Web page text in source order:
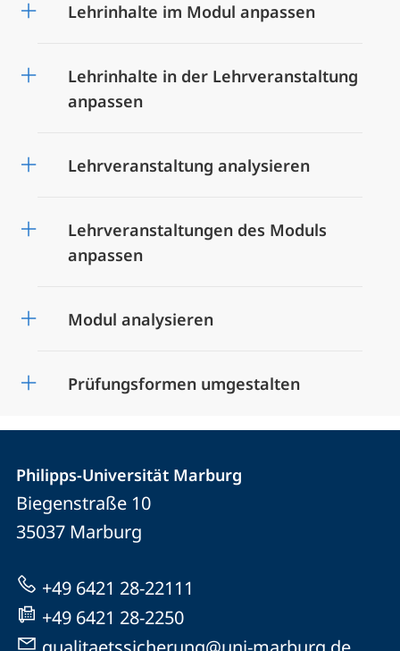
Lehrinhalte im Modul anpassen
Lehrinhalte in der Lehrveranstaltung
anpassen
Lehrveranstaltung analysieren
Lehrveranstaltungen des Moduls
anpassen
Modul analysieren
Prüfungsformen umgestalten
und
Informationen
Website
der
Universität
Marburg
Philipps-Universität Marburg
Biegenstraße 10
35037 Marburg
+49 6421 28-22111
+49 6421 28-2250